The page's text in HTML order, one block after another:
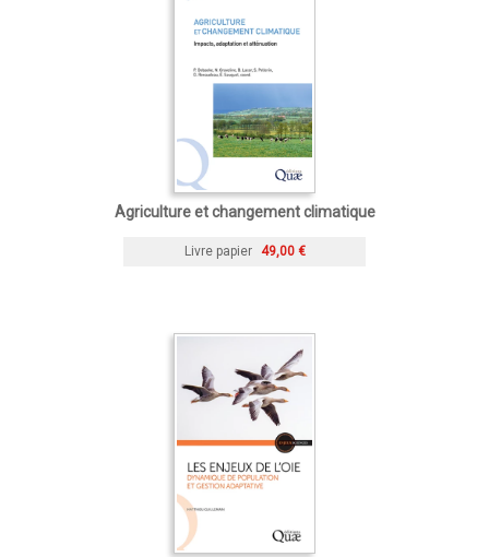
Agriculture et changement climatique
Livre papier 49,00 €